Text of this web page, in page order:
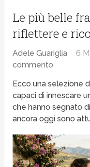
Le più belle
riflettere e
Adele Guariglia 6
commento
Ecco una selezione
capaci di innescare
che hanno segnato
ancora oggi sono